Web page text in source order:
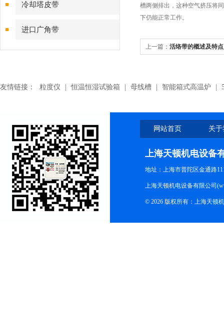
冷却塔皮带
进口广角带
槽两侧排出，这种空气挤压将
下仍能正常工作。
上一篇： 活络带的概述及特
友情链接： 粒度仪 恒温恒湿试验箱 母线槽 智能箱式高温炉
网站首页 关
上海天顿机电设备
地址：上海市普陀区金通路
上海天顿机电设备有限公司
© 2026 版权所有：上海天顿